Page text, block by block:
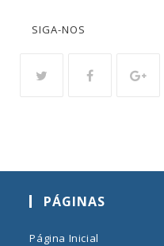
SIGA-NOS
PÁGINAS
Página Inicial